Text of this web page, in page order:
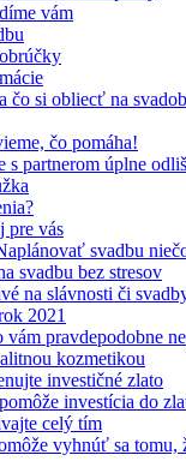
vám
čo si obliecť na
čo pomáha!
partnerom úplne
pre vás
svadbu
svadbu bez stresov
na slávnosti či
2021
vám pravdepodobne
kozmetikou
investičné zlato
investícia do
celý tím
vyhnúť sa tomu,